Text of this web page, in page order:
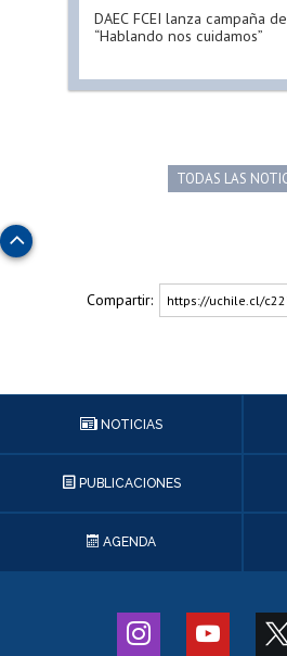
DAEC FCEI lanza campaña
“Hablando nos cuidamos”
TODAS LAS
Subir
Compartir: https://uchile.cl/
NOTICIAS
PUBLICACIONES
AGENDA